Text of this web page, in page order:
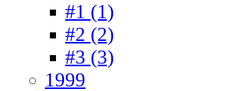
#1 (1)
#2 (2)
#3 (3)
1999